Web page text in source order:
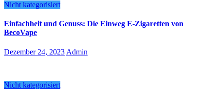
Nicht kategorisiert
Einfachheit und Genuss: Die Einweg E-Zigaretten von
BecoVape
Dezember 24, 2023 Admin
Nicht kategorisiert